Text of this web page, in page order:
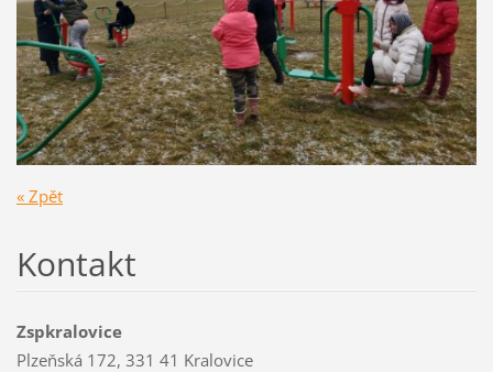
« Zpět
Kontakt
Zspkralovice
Plzeňská 172, 331 41 Kralovice